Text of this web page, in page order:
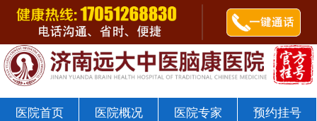
医院首页 医院概况 医院专家 预约挂号
郭树杰医师
济南远大中医脑康医院戒瘾科
点击咨询